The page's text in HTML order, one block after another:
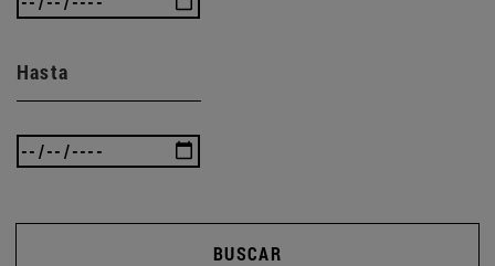
Hasta
BUSCAR